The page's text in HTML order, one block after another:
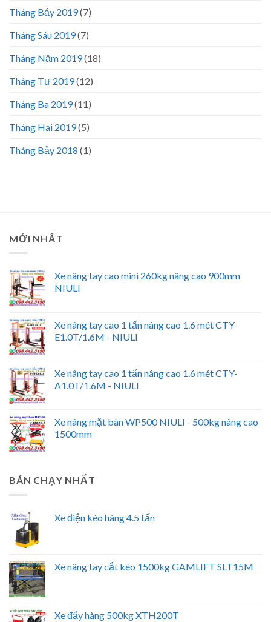
Tháng Bảy 2019(7)
Tháng Sáu 2019(7)
Tháng Năm 2019(18)
Tháng Tư 2019(12)
Tháng Ba 2019(11)
Tháng Hai 2019(5)
Tháng Bảy 2018 (1)
MỚI NHẤT
Xe nâng tay cao mini 260kg nâng cao 900mm
NIULI
Xe nâng tay cao 1 tấn nâng cao 1.6 mét CTY-
E1.0T/1.6M - NIULI
Xe nâng tay cao 1 tấn nâng cao 1.6 mét CTY-
A1.0T/1.6M - NIULI
Xe nâng mặt bàn WP500 NIULI - 500kg nâng cao
1500mm
BÁN CHẠY NHẤT
Xe điện kéo hàng 4.5 tấn
Xe nâng tay cắt kéo 1500kg GAMLIFT SLT15M
Xe đẩy hàng 500kg XTH200T